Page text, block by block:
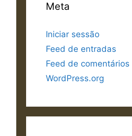
Meta
Iniciar sessão
Feed de entradas
Feed de comentários
WordPress.org